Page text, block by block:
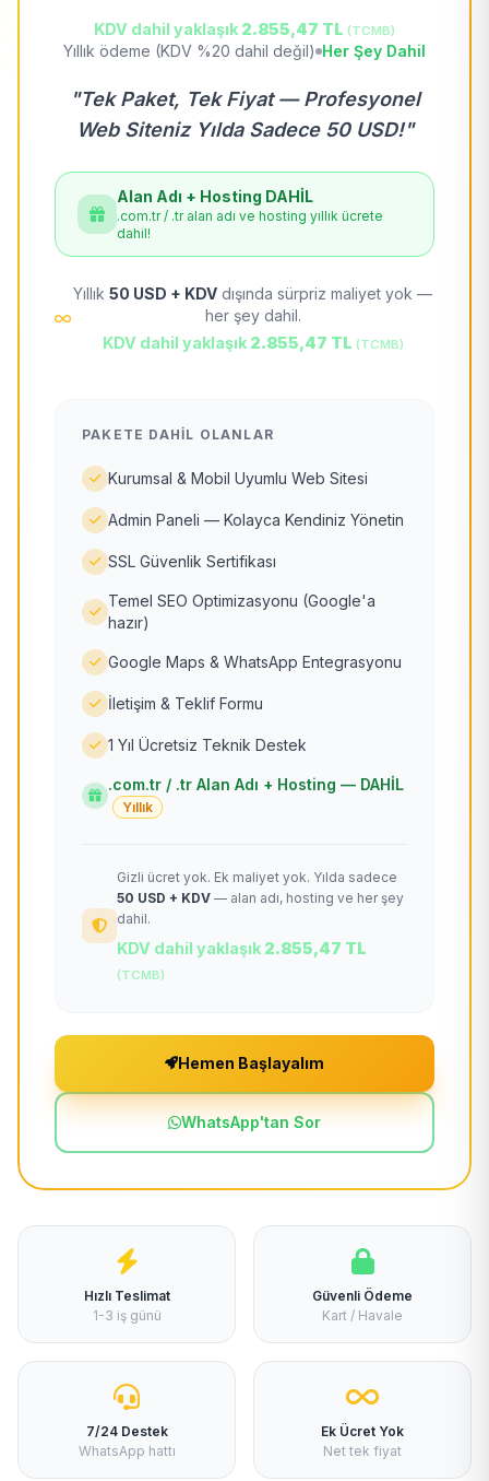
KDV dahil yaklaşık 2.855,47 TL (TCMB)
Yıllık ödeme (KDV %20 dahil değil) Her Şey Dahil
"Tek Paket, Tek Fiyat — Profesyonel
Web Siteniz Yılda Sadece 50 USD!"
Alan Adı + Hosting DAHİL
.com.tr / .tr alan adı ve hosting yıllık ücrete
dahil!
Yıllık 50 USD + KDV dışında sürpriz maliyet yok —
her şey dahil.
KDV dahil yaklaşık 2.855,47 TL (TCMB)
PAKETE DAHIL OLANLAR
Kurumsal & Mobil Uyumlu Web Sitesi
Admin Paneli — Kolayca Kendiniz Yönetin
SSL Güvenlik Sertifikası
Temel SEO Optimizasyonu (Google'a
hazır)
Google Maps & WhatsApp Entegrasyonu
İletişim & Teklif Formu
1 Yıl Ücretsiz Teknik Destek
.com.tr / .tr Alan Adı + Hosting — DAHİL
Yıllık
Gizli ücret yok. Ek maliyet yok. Yılda sadece
50 USD + KDV — alan adı, hosting ve her şey
dahil.
KDV dahil yaklaşık 2.855,47 TL
(TCMB)
Hemen Başlayalım
WhatsApp'tan Sor
Hızlı Teslimat
1-3 iş günü
Güvenli Ödeme
Kart / Havale
7/24 Destek
WhatsApp hattı
Ek Ücret Yok
Net tek fiyat